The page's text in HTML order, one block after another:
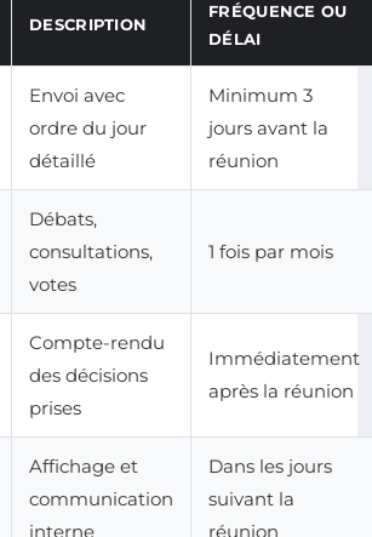
DESCRIPTION
FRÉQUENCE OU
DÉLAI
Envoi avec
ordre du jour
détaillé
Minimum 3
jours avant la
réunion
Débats,
consultations,
votes
1 fois par mois
Compte-rendu
des décisions
prises
Immédiatement
après la réunion
Affichage et
communication
interne
Dans les jours
suivant la
réunion